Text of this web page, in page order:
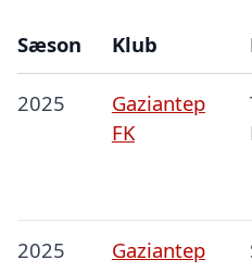
Sæson Klub
2025
Gaziantep
FK
2025
Gaziantep